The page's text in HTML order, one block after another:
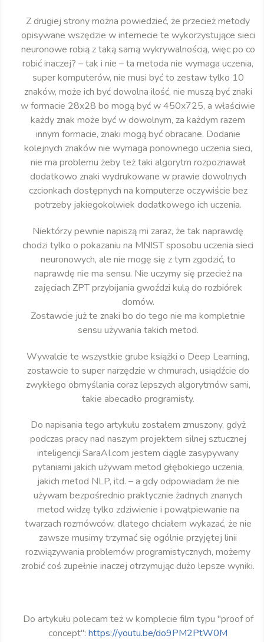
Z drugiej strony można powiedzieć, że przecież metody
opisywane wszędzie w internecie te wykorzystujące sieci
neuronowe robią z taką samą wykrywalnością, więc po co
robić inaczej? – tak i nie – ta metoda nie wymaga uczenia,
super komputerów, nie musi być to zestaw tylko 10
znaków, może ich być dowolna ilość, nie muszą być znaki
w formacie 28x28 bo mogą być w 450x725, a właściwie
każdy znak może być w dowolnym, za każdym razem
innym formacie, znaki mogą być obracane. Dodanie
kolejnych znaków nie wymaga ponownego uczenia sieci,
nie ma problemu żeby też taki algorytm rozpoznawał
dodatkowo znaki wydrukowane w prawie dowolnych
czcionkach dostępnych na komputerze oczywiście bez
potrzeby jakiegokolwiek dodatkowego ich uczenia.
Niektórzy pewnie napiszą mi zaraz, że tak naprawdę
chodzi tylko o pokazaniu na MNIST sposobu uczenia sieci
neuronowych, ale nie mogę się z tym zgodzić, to
naprawdę nie ma sensu. Nie uczymy się przecież na
zajęciach ZPT przybijania gwoździ kulą do rozbiórek
domów.
Zostawcie już te znaki bo do tego nie ma kompletnie
sensu używania takich metod.
Wywalcie te wszystkie grube książki o Deep Learning,
zostawcie to super narzędzie w chmurach, usiądźcie do
zwykłego obmyślania coraz lepszych algorytmów sami,
takie abecadło programisty.
Do napisania tego artykułu zostałem zmuszony, gdyż
podczas pracy nad naszym projektem silnej sztucznej
inteligencji SaraAI.com jestem ciągle zasypywany
pytaniami jakich używam metod głębokiego uczenia,
jakich metod NLP, itd. – a gdy odpowiadam że nie
używam bezpośrednio praktycznie żadnych znanych
metod widzę tylko zdziwienie i powątpiewanie na
twarzach rozmówców, dlatego chciałem wykazać, że nie
zawsze musimy trzymać się ogólnie przyjętej linii
rozwiązywania problemów programistycznych, możemy
zrobić coś zupełnie inaczej otrzymując dużo lepsze wyniki.
Do artykułu polecam też w komplecie film typu "proof of
concept": https://youtu.be/do9PM2PtW0M